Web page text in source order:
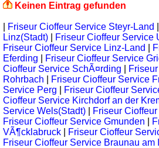
Keinen Eintrag gefunden
Friseur Cioffeur Service Steyr-Land
Linz(Stadt)
Friseur Cioffeur Service
Friseur Cioffeur Service Linz-Land
Eferding
Friseur Cioffeur Service
Cioffeur Service SchÃ¤rding
Rohrbach
Friseur Cioffeur Service
Service Perg
Friseur Cioffeur
Cioffeur Service Kirchdorf an der
Service Wels(Stadt)
Friseur
Friseur Cioffeur Service Gmunden
VÃ¶cklabruck
Friseur Cioffeur
Friseur Cioffeur Service Braunau am